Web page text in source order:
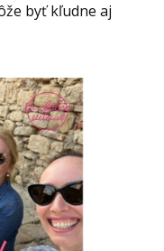
byť kľudne aj